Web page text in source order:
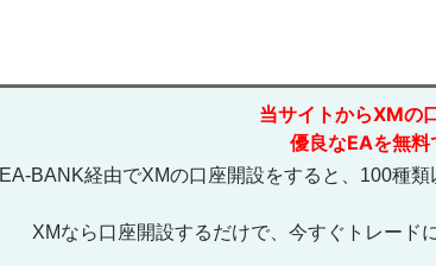
当サイトからXMの
優良なEAを無料
EA-BANK経由でXMの口座開設をすると、100種
XMなら口座開設するだけで、今すぐトレード